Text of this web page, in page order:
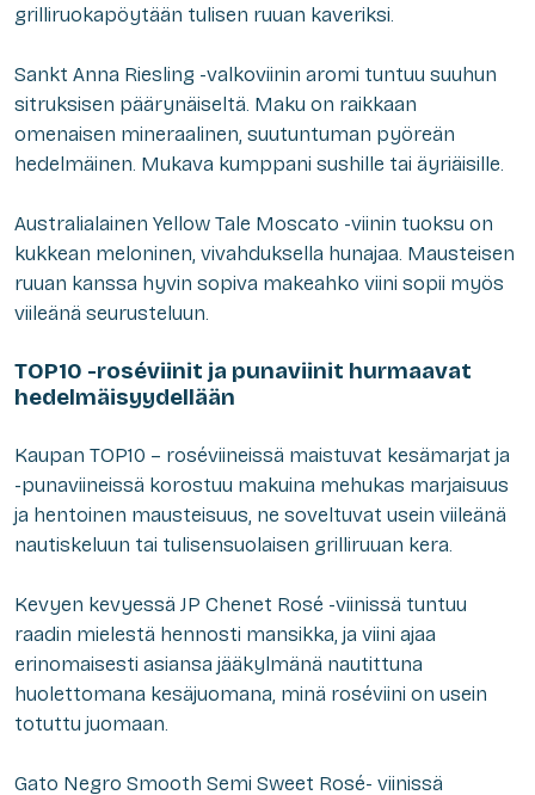
grilliruokapöytään tulisen ruuan kaveriksi.
Sankt Anna Riesling -valkoviinin aromi tuntuu suuhun
sitruksisen päärynäiseltä. Maku on raikkaan
omenaisen mineraalinen, suutuntuman pyöreän
hedelmäinen. Mukava kumppani sushille tai äyriäisille.
Australialainen Yellow Tale Moscato -viinin tuoksu on
kukkean meloninen, vivahduksella hunajaa. Mausteisen
ruuan kanssa hyvin sopiva makeahko viini sopii myös
viileänä seurusteluun.
TOP10 -roséviinit ja punaviinit hurmaavat
hedelmäisyydellään
Kaupan TOP10 – roséviineissä maistuvat kesämarjat ja
-punaviineissä korostuu makuina mehukas marjaisuus
ja hentoinen mausteisuus, ne soveltuvat usein viileänä
nautiskeluun tai tulisensuolaisen grilliruuan kera.
Kevyen kevyessä JP Chenet Rosé -viinissä tuntuu
raadin mielestä hennosti mansikka, ja viini ajaa
erinomaisesti asiansa jääkylmänä nautittuna
huolettomana kesäjuomana, minä roséviini on usein
totuttu juomaan.
Gato Negro Smooth Semi Sweet Rosé- viinissä